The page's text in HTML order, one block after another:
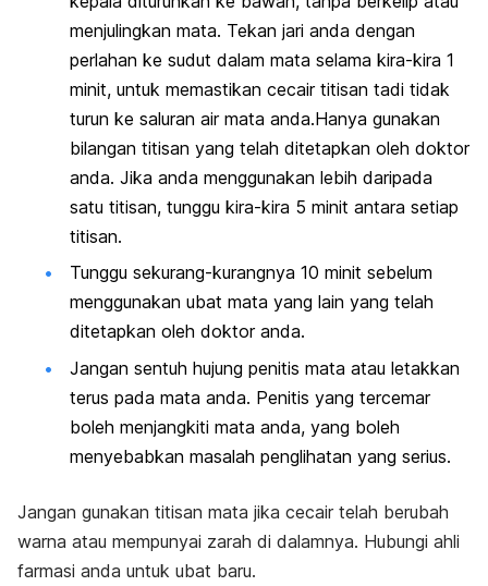
menjulingkan mata. Tekan jari anda dengan
perlahan ke sudut dalam mata selama kira-kira 1
minit, untuk memastikan cecair titisan tadi tidak
turun ke saluran air mata anda.Hanya gunakan
bilangan titisan yang telah ditetapkan oleh doktor
anda. Jika anda menggunakan lebih daripada
satu titisan, tunggu kira-kira 5 minit antara setiap
titisan.
Tunggu sekurang-kurangnya 10 minit sebelum
menggunakan ubat mata yang lain yang telah
ditetapkan oleh doktor anda.
Jangan sentuh hujung penitis mata atau letakkan
terus pada mata anda. Penitis yang tercemar
boleh menjangkiti mata anda, yang boleh
menyebabkan masalah penglihatan yang serius.
Jangan gunakan titisan mata jika cecair telah berubah
warna atau mempunyai zarah di dalamnya. Hubungi ahli
farmasi anda untuk ubat baru.